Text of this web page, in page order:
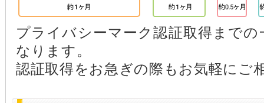
プライバシーマーク認証取得まで
なります。
認証取得をお急ぎの際もお気軽にご